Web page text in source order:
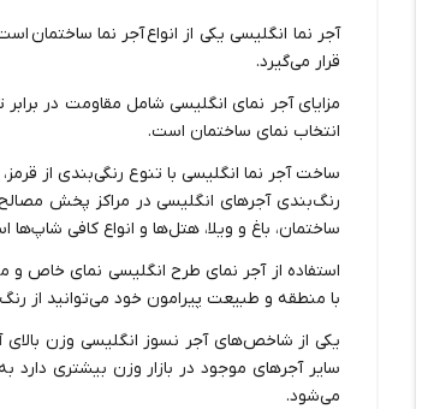
آجر نما انگلیسی یکی از انواع آجر نما ساختمان
قرار می‌گیرد.
مزایای آجر نمای انگلیسی شامل مقاومت در
انتخاب نمای ساختمان است.
ساخت آجر نما انگلیسی با تنوع رنگی‌بندی از
رنگ‌بندی آجرهای انگلیسی در مراکز پخش
ساختمان، باغ و ویلا، هتل‌ها و انواع کافی شاپ‌ها
استفاده از آجر نمای طرح انگلیسی نمای خاص
با منطقه و طبیعت پیرامون خود می‌توانید از
یکی از شاخص‌های آجر نسوز انگلیسی وزن
سایر آجرهای موجود در بازار وزن بیشتری
می‌شود.